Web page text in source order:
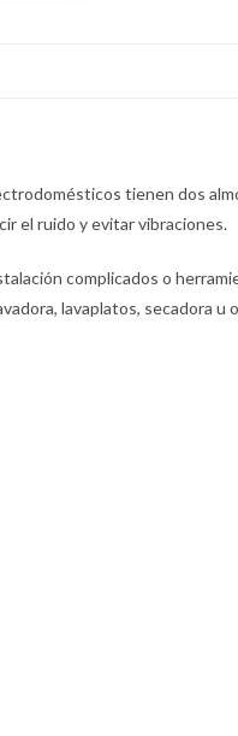
tienen dos
el ruido y evitar vibraciones.
complicados o
lavaplatos, secadora u